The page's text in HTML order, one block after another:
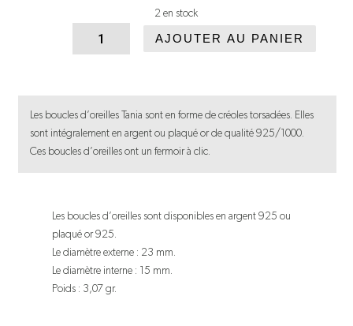
2 en stock
quantité
de
d'oreilles
Tania
AJOUTER AU PANIER
Les boucles d’oreilles Tania sont en forme de créoles torsadées. Elles
sont intégralement en argent ou plaqué or de qualité 925/1000.
Ces boucles d’oreilles ont un fermoir à clic.
Les boucles d’oreilles sont disponibles en argent 925 ou
plaqué or 925.
Le diamètre externe : 23 mm.
Le diamètre interne : 15 mm.
Poids : 3,07 gr.